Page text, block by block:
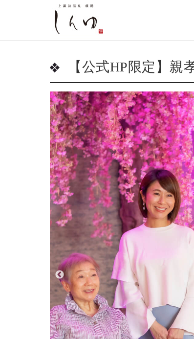
【公式HP限定】親